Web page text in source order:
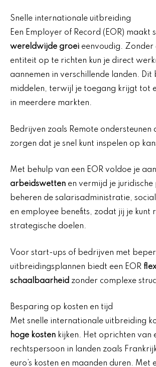
Snelle internationale uitbreiding
Een Employer of Record (EOR) maakt
wereldwijde groei eenvoudig. Zonder
entiteit op te richten kun je direct
aannemen in verschillende landen.
middelen, terwijl je toegang krijgt tot
in meerdere markten.
Bedrijven zoals Remote ondersteunen
zorgen dat je snel kunt inspelen op
Met behulp van een EOR voldoe je aan
arbeidswetten en vermijd je
beheren de salarisadministratie,
en employee benefits, zodat jij je kunt
strategische doelen.
Voor start-ups of bedrijven met
uitbreidingsplannen biedt een EOR
schaalbaarheid zonder complexe
Besparing op kosten en tijd
Met snelle internationale uitbreiding
hoge kosten kijken. Het oprichten van
rechtspersoon in landen zoals
euro’s kosten en maanden duren. Met